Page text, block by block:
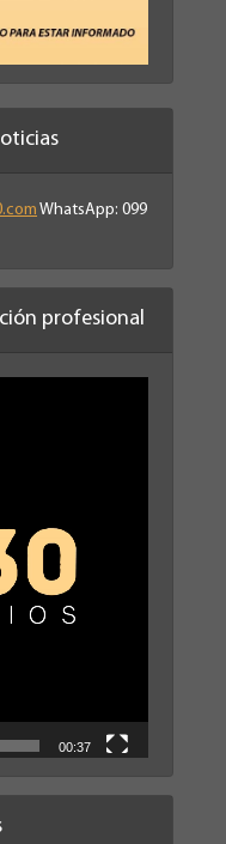
WhatsApp: 099
profesional
00:37